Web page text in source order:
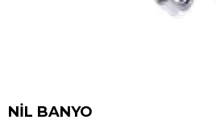
NİL BANYO